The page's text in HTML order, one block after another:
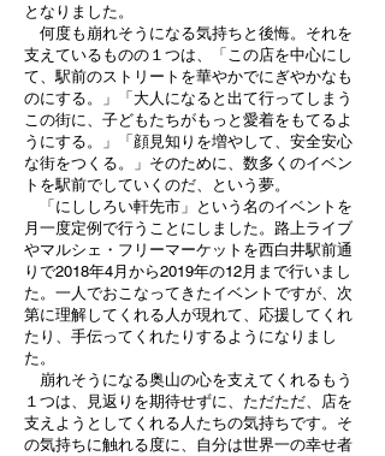
となりました。
何度も崩れそうになる気持ちと後悔。それを
支えているものの１つは、「この店を中心にし
て、駅前のストリートを華やかでにぎやかなも
のにする。」「大人になると出て行ってしまう
この街に、子どもたちがもっと愛着をもてるよ
うにする。」「顔見知りを増やして、安全安心
な街をつくる。」そのために、数多くのイベン
トを駅前でしていくのだ、という夢。
「にししろい軒先市」という名のイベントを
月一度定例で行うことにしました。路上ライブ
やマルシェ・フリーマーケットを西白井駅前通
りで2018年4月から2019年の12月まで行いまし
た。一人でおこなってきたイベントですが、次
第に理解してくれる人が現れて、応援してくれ
たり、手伝ってくれたりするようになりまし
た。
崩れそうになる奥山の心を支えてくれるもう
１つは、見返りを期待せずに、ただただ、店を
支えようとしてくれる人たちの気持ちです。そ
の気持ちに触れる度に、自分は世界一の幸せ者